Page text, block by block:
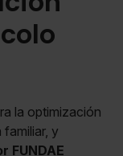
la optimización
y
FUNDAE